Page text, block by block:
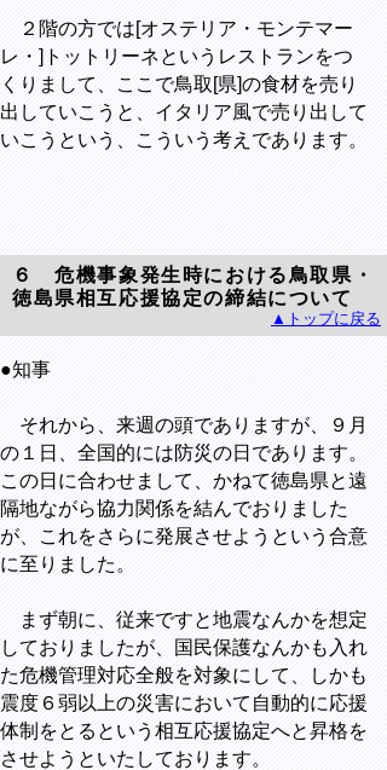
２階の方では[オステリア・モンテマー
レ・]トットリーネというレストランをつ
くりまして、ここで鳥取[県]の食材を売り
出していこうと、イタリア風で売り出して
いこうという、こういう考えであります。
６ 危機事象発生時における鳥取県・
徳島県相互応援協定の締結について
▲トップに戻る
●知事
それから、来週の頭でありますが、９月
の１日、全国的には防災の日であります。
この日に合わせまして、かねて徳島県と遠
隔地ながら協力関係を結んでおりました
が、これをさらに発展させようという合意
に至りました。
まず朝に、従来ですと地震なんかを想定
しておりましたが、国民保護なんかも入れ
た危機管理対応全般を対象にして、しかも
震度６弱以上の災害において自動的に応援
体制をとるという相互応援協定へと昇格を
させようといたしております。